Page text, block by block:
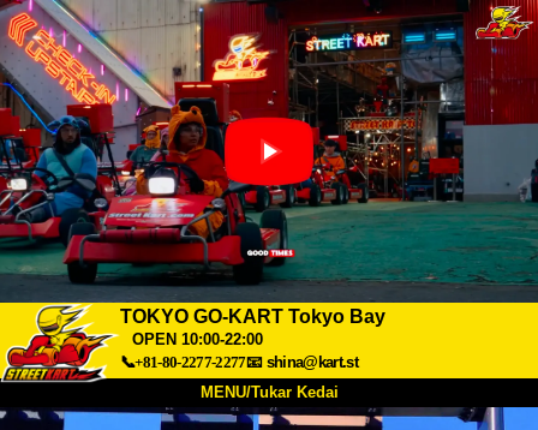
TOKYO GO-KART Tokyo Bay
OPEN 10:00-22:00
📞+81-80-2277-2277📧 shina@kart.st
MENU/Tukar Kedai
UTAMA